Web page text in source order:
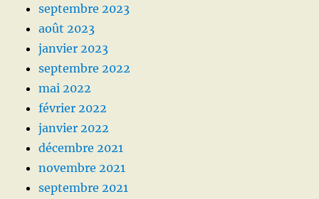
septembre 2023
août 2023
janvier 2023
septembre 2022
mai 2022
février 2022
janvier 2022
décembre 2021
novembre 2021
septembre 2021